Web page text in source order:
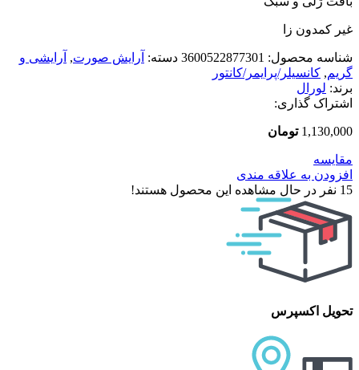
غیر کمدون زا
شناسه محصول: 3600522877301 دسته: آرایش صورت, آرایشی و
گریم, کانسیلر/پرایمر/کانتور
برند: لورال
اشتراک گذاری:
1,130,000 تومان
مقایسه
افزودن به علاقه مندی
15 نفر در حال مشاهده این محصول هستند!
تحویل اکسپرس